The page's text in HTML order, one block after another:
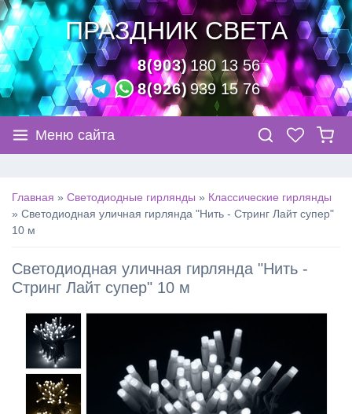
ПРАЗДНИК СВЕТА
8(903)180 13 56
8(926)939 15 76
Меню сайта
Главная » Светодиодные гирлянды » Классические гирлянды
» Светодиодная уличная гирлянда "Нить - Стринг Лайт супер"
10 м
Светодиодная уличная гирлянда "Нить -
Стринг Лайт супер" 10 м